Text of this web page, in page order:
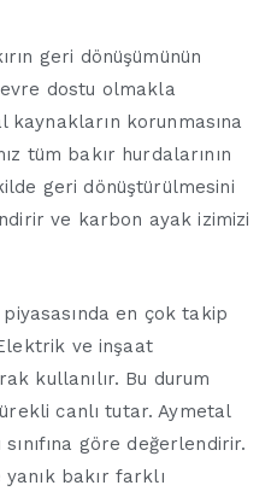
geri dönüşümünün
dostu olmakla
kaynakların korunmasına
tüm bakır hurdalarının
geri dönüştürülmesini
ve karbon ayak izimizi
en çok takip
ve inşaat
kullanılır. Bu durum
canlı tutar. Aymetal
sınıfına göre değerlendirir.
bakır farklı